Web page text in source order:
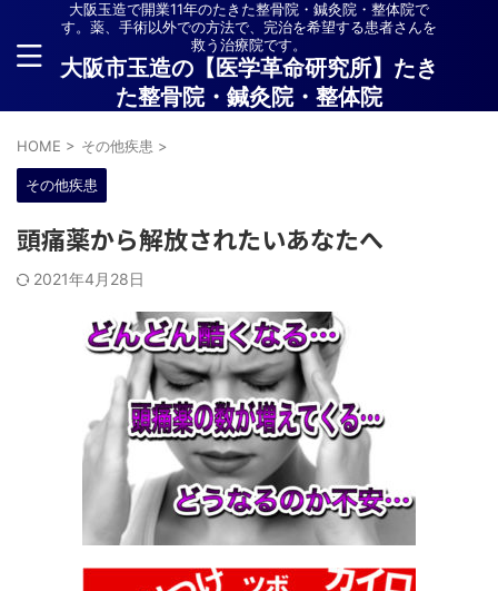
大阪玉造で開業11年のたきた整骨院・鍼灸院・整体院で
す。薬、手術以外での方法で、完治を希望する患者さんを
救う治療院です。
大阪市玉造の【医学革命研究所】たき
た整骨院・鍼灸院・整体院
HOME > その他疾患 >
その他疾患
頭痛薬から解放されたいあなたへ
2021年4月28日